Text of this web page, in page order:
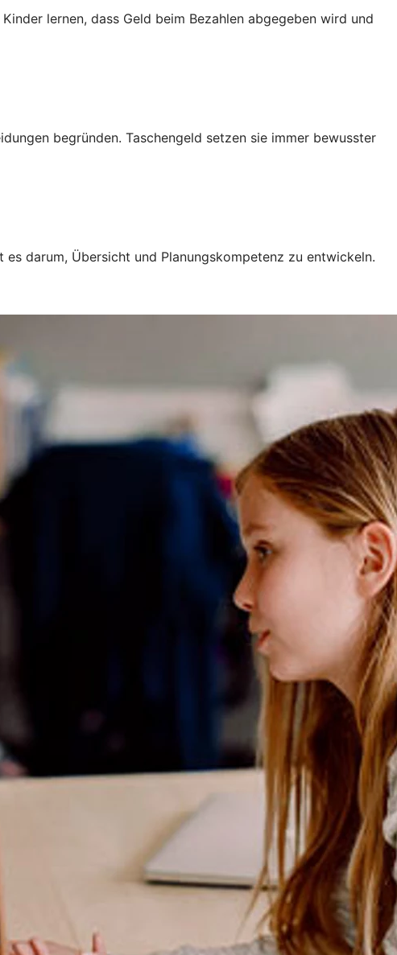
lernen, dass Geld beim Bezahlen abgegeben wird und
begründen. Taschengeld setzen sie immer bewusster
darum, Übersicht und Planungskompetenz zu entwickeln.